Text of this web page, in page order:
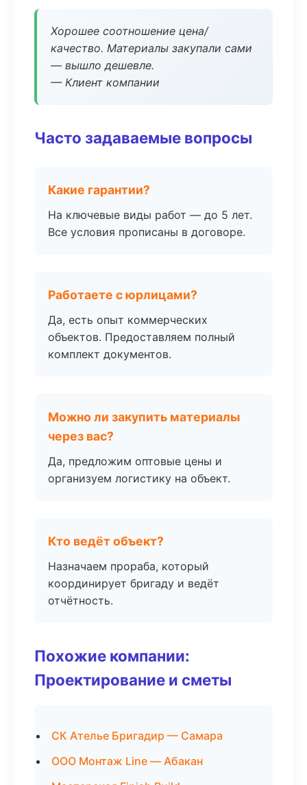
Хорошее соотношение цена/
качество. Материалы закупали сами
— вышло дешевле.
— Клиент компании
Часто задаваемые вопросы
Какие гарантии?
На ключевые виды работ — до 5 лет.
Все условия прописаны в договоре.
Работаете с юрлицами?
Да, есть опыт коммерческих
объектов. Предоставляем полный
комплект документов.
Можно ли закупить материалы
через вас?
Да, предложим оптовые цены и
организуем логистику на объект.
Кто ведёт объект?
Назначаем прораба, который
координирует бригаду и ведёт
отчётность.
Похожие компании:
Проектирование и сметы
СК Ателье Бригадир — Самара
ООО Монтаж Line — Абакан